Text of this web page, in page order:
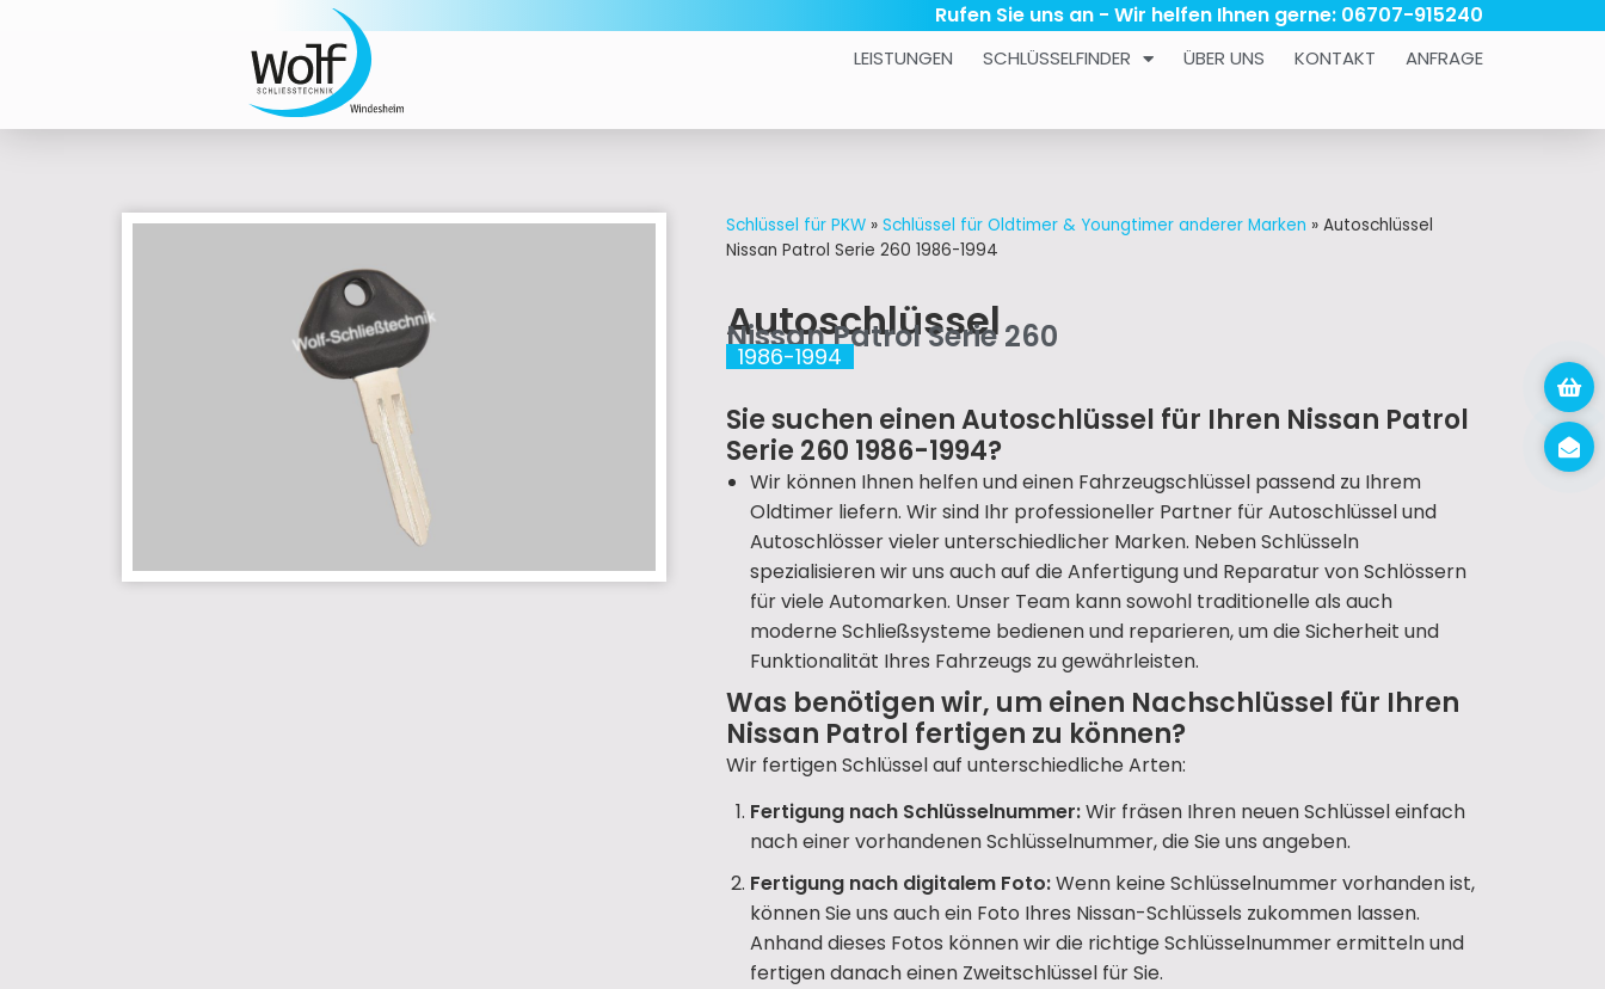
Rufen Sie uns an - Wir helfen Ihnen gerne: 06707-915240
LEISTUNGEN SCHLÜSSELFINDER ÜBER UNS KONTAKT ANFRAGE
Schlüssel für PKW » Schlüssel für Oldtimer & Youngtimer anderer Marken » Autoschlüssel
Nissan Patrol Serie 260 1986-1994
Autoschlüssel
Nissan Patrol Serie 260
1986-1994
Sie suchen einen Autoschlüssel für Ihren Nissan Patrol
Serie 260 1986-1994?
Wir können Ihnen helfen und einen Fahrzeugschlüssel passend zu Ihrem
Oldtimer liefern. Wir sind Ihr professioneller Partner für Autoschlüssel und
Autoschlösser vieler unterschiedlicher Marken. Neben Schlüsseln
spezialisieren wir uns auch auf die Anfertigung und Reparatur von Schlössern
für viele Automarken. Unser Team kann sowohl traditionelle als auch
moderne Schließsysteme bedienen und reparieren, um die Sicherheit und
Funktionalität Ihres Fahrzeugs zu gewährleisten.
Was benötigen wir, um einen Nachschlüssel für Ihren
Nissan Patrol fertigen zu können?
Wir fertigen Schlüssel auf unterschiedliche Arten:
Fertigung nach Schlüsselnummer:Wir fräsen Ihren neuen Schlüssel einfach
nach einer vorhandenen Schlüsselnummer, die Sie uns angeben.
Fertigung nach digitalem Foto:Wenn keine Schlüsselnummer vorhanden ist,
können Sie uns auch ein Foto Ihres Nissan-Schlüssels zukommen lassen.
Anhand dieses Fotos können wir die richtige Schlüsselnummer ermitteln und
fertigen danach einen Zweitschlüssel für Sie.